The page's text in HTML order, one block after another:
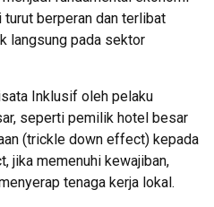
turut berperan dan terlibat
langsung pada sektor
Inklusif oleh pelaku
seperti pemilik hotel besar
(trickle down effect) kepada
jika memenuhi kewajiban,
tenaga kerja lokal.